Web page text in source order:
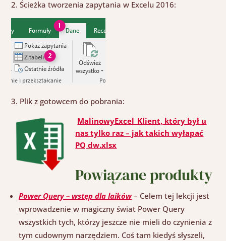
2. Ścieżka tworzenia zapytania w Excelu 2016:
3. Plik z gotowcem do pobrania:
MalinowyExcel_Klient, który był u
nas tylko raz – jak takich wyłapać
PQ dw.xlsx
Powiązane produkty
Power Query – wstęp dla laików– Celem tej lekcji jest
wprowadzenie w magiczny świat Power Query
wszystkich tych, którzy jeszcze nie mieli do czynienia z
tym cudownym narzędziem. Coś tam kiedyś słyszeli,